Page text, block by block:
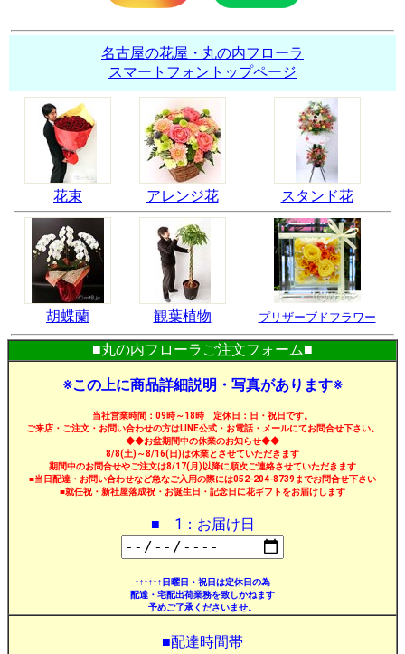
名古屋の花屋・丸の内フローラ
スマートフォントップページ
花束 アレンジ花 スタンド花
胡蝶蘭 観葉植物 プリザーブドフラワー
■丸の内フローラご注文フォーム■
※この上に商品詳細説明・写真があります※
当社営業時間：09時～18時 定休日：日・祝日です。
ご来店・ご注文・お問い合わせの方はLINE公式・お電話・メールにてお問合せ下さい。
◆◆お盆期間中の休業のお知らせ◆◆
8/8(土)～8/16(日)は休業とさせていただきます
期間中のお問合せやご注文は8/17(月)以降に順次ご連絡させていただきます
■当日配達・お問い合わせなど急なご入用の際には052-204-8739までお問合せ下さい
■就任祝・新社屋落成祝・お誕生日・記念日に花ギフトをお届けします
■ 1：お届け日
↑↑↑↑↑↑日曜日・祝日は定休日の為
配達・宅配出荷業務を致しかねます
予めご了承くださいませ。
■配達時間帯